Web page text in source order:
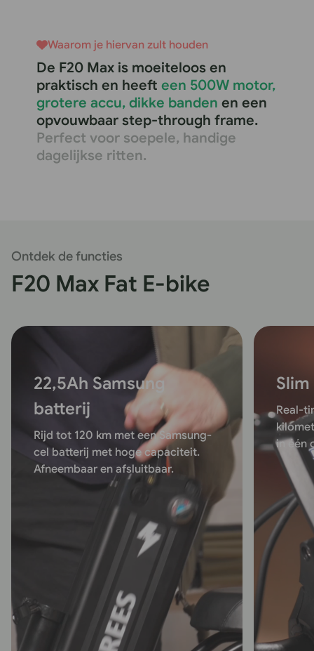
Waarom je hiervan zult houden
De F20 Max is moeiteloos en
praktisch en heeft een 500W motor,
grotere accu, dikke banden en een
opvouwbaar step-through frame.
Perfect voor soepele, handige
dagelijkse ritten.
Ontdek de functies
F20 Max Fat E-bike
22,5Ah Samsung
batterij
Rijd tot 120 km met een Samsung-
cel batterij met hoge capaciteit.
Afneembaar en afsluitbaar.
Real-
in één